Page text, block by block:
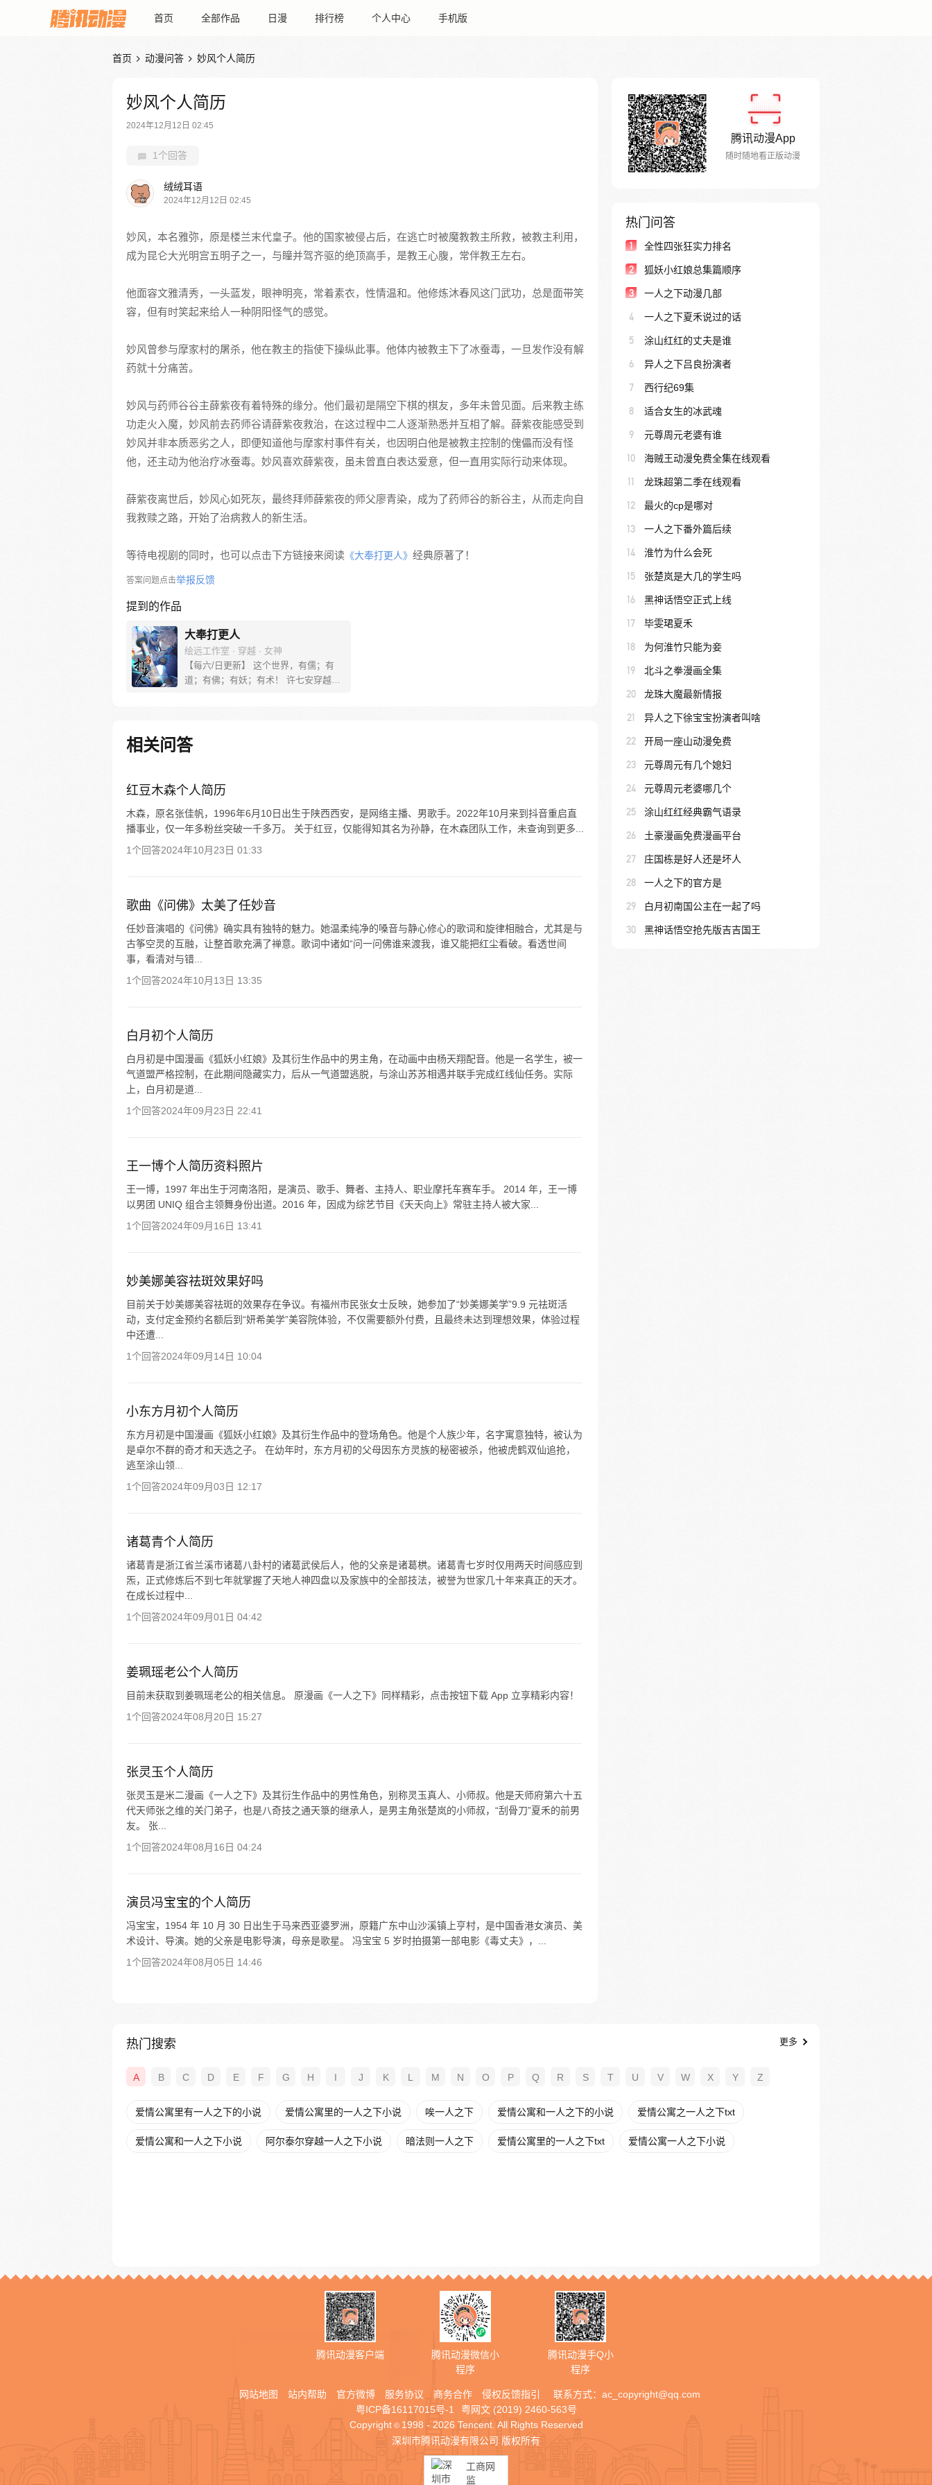
首页 全部作品 日漫 排行榜 个人中心 手机版
首页  动漫问答  妙风个人简历
妙风个人简历
2024年12月12日 02:45
1个回答
绒绒耳语
2024年12月12日 02:45
妙风，本名雅弥，原是楼兰末代皇子。他的国家被侵占后，在逃亡时被魔教教主所救，被教主利用，
成为昆仑大光明宫五明子之一，与瞳并驾齐驱的绝顶高手，是教王心腹，常伴教王左右。
他面容文雅清秀，一头蓝发，眼神明亮，常着素衣，性情温和。他修炼沐春风这门武功，总是面带笑
容，但有时笑起来给人一种阴阳怪气的感觉。
妙风曾参与摩家村的屠杀，他在教主的指使下操纵此事。他体内被教主下了冰蚕毒，一旦发作没有解
药就十分痛苦。
妙风与药师谷谷主薛紫夜有着特殊的缘分。他们最初是隔空下棋的棋友，多年未曾见面。后来教主练
功走火入魔，妙风前去药师谷请薛紫夜救治，在这过程中二人逐渐熟悉并互相了解。薛紫夜能感受到
妙风并非本质恶劣之人，即便知道他与摩家村事件有关，也因明白他是被教主控制的傀儡而没有怪
他，还主动为他治疗冰蚕毒。妙风喜欢薛紫夜，虽未曾直白表达爱意，但一直用实际行动来体现。
薛紫夜离世后，妙风心如死灰，最终拜师薛紫夜的师父廖青染，成为了药师谷的新谷主，从而走向自
我救赎之路，开始了治病救人的新生活。
等待电视剧的同时，也可以点击下方链接来阅读 《大奉打更人》 经典原著了！
答案问题点击举报反馈
提到的作品
大奉打更人
绘远工作室 · 穿越 · 女神
【每六/日更新】 这个世界，有儒；有
道；有佛；有妖；有术！ 许七安穿越醒
果…… 改编自阅文集团作者卖报小郎君
同名小说 QQ群号：799493374
相关问答
红豆木森个人简历
木森，原名张佳帆，1996年6月10日出生于陕西西安，是网络主播、男歌手。2022年10月来到抖音重启直
播事业，仅一年多粉丝突破一千多万。 关于红豆，仅能得知其名为孙静，在木森团队工作，未查询到更多...
1个回答2024年10月23日 01:33
歌曲《问佛》太美了任妙音
任妙音演唱的《问佛》确实具有独特的魅力。她温柔纯净的嗓音与静心修心的歌词和旋律相融合，尤其是与
古筝空灵的互融，让整首歌充满了禅意。歌词中诸如“问一问佛谁来渡我，谁又能把红尘看破。看透世间
事，看清对与错...
1个回答2024年10月13日 13:35
白月初个人简历
白月初是中国漫画《狐妖小红娘》及其衍生作品中的男主角，在动画中由杨天翔配音。他是一名学生，被一
气道盟严格控制，在此期间隐藏实力，后从一气道盟逃脱，与涂山苏苏相遇并联手完成红线仙任务。实际
上，白月初是道...
1个回答2024年09月23日 22:41
王一博个人简历资料照片
王一博，1997 年出生于河南洛阳，是演员、歌手、舞者、主持人、职业摩托车赛车手。 2014 年，王一博
以男团 UNIQ 组合主领舞身份出道。2016 年，因成为综艺节目《天天向上》常驻主持人被大家...
1个回答2024年09月16日 13:41
妙美娜美容祛斑效果好吗
目前关于妙美娜美容祛斑的效果存在争议。有福州市民张女士反映，她参加了“妙美娜美学”9.9 元祛斑活
动，支付定金预约名额后到“妍希美学”美容院体验，不仅需要额外付费，且最终未达到理想效果，体验过程
中还遭...
1个回答2024年09月14日 10:04
小东方月初个人简历
东方月初是中国漫画《狐妖小红娘》及其衍生作品中的登场角色。他是个人族少年，名字寓意独特，被认为
是卓尔不群的奇才和天选之子。 在幼年时，东方月初的父母因东方灵族的秘密被杀，他被虎鹤双仙追抢，
逃至涂山领...
1个回答2024年09月03日 12:17
诸葛青个人简历
诸葛青是浙江省兰溪市诸葛八卦村的诸葛武侯后人，他的父亲是诸葛栱。诸葛青七岁时仅用两天时间感应到
炁，正式修炼后不到七年就掌握了天地人神四盘以及家族中的全部技法，被誉为世家几十年来真正的天才。
在成长过程中...
1个回答2024年09月01日 04:42
姜珮瑶老公个人简历
目前未获取到姜珮瑶老公的相关信息。 原漫画《一人之下》同样精彩，点击按钮下载 App 立享精彩内容！
1个回答2024年08月20日 15:27
张灵玉个人简历
张灵玉是米二漫画《一人之下》及其衍生作品中的男性角色，别称灵玉真人、小师叔。他是天师府第六十五
代天师张之维的关门弟子，也是八奇技之通天箓的继承人，是男主角张楚岚的小师叔，“刮骨刀”夏禾的前男
友。 张...
1个回答2024年08月16日 04:24
演员冯宝宝的个人简历
冯宝宝，1954 年 10 月 30 日出生于马来西亚婆罗洲，原籍广东中山沙溪镇上亨村，是中国香港女演员、美
术设计、导演。她的父亲是电影导演，母亲是歌星。 冯宝宝 5 岁时拍摄第一部电影《毒丈夫》，...
1个回答2024年08月05日 14:46
腾讯动漫App
随时随地看正版动漫
热门问答
1 全性四张狂实力排名
2 狐妖小红娘总集篇顺序
3 一人之下动漫几部
4 一人之下夏禾说过的话
5 涂山红红的丈夫是谁
6 异人之下吕良扮演者
7 西行纪69集
8 适合女生的冰武魂
9 元尊周元老婆有谁
10 海贼王动漫免费全集在线观看
11 龙珠超第二季在线观看
12 最火的cp是哪对
13 一人之下番外篇后续
14 淮竹为什么会死
15 张楚岚是大几的学生吗
16 黑神话悟空正式上线
17 毕雯珺夏禾
18 为何淮竹只能为妾
19 北斗之拳漫画全集
20 龙珠大魔最新情报
21 异人之下徐宝宝扮演者叫啥
22 开局一座山动漫免费
23 元尊周元有几个媳妇
24 元尊周元老婆哪几个
25 涂山红红经典霸气语录
26 土豪漫画免费漫画平台
27 庄国栋是好人还是坏人
28 一人之下的官方是
29 白月初南国公主在一起了吗
30 黑神话悟空抢先版吉吉国王
热门搜索 更多
A B C D E F G H I J K L M N O P Q R S T U V W X Y Z
爱情公寓里有一人之下的小说 爱情公寓里的一人之下小说 唉一人之下 爱情公寓和一人之下的小说 爱情公寓之一人之下txt
爱情公寓和一人之下小说 阿尔泰尔穿越一人之下小说 暗法则一人之下 爱情公寓里的一人之下txt 爱情公寓一人之下小说
腾讯动漫客户端
腾讯动漫微信小
程序
腾讯动漫手Q小
程序
网站地图 站内帮助 官方微博 服务协议 商务合作 侵权反馈指引 联系方式： ac_copyright@qq.com
粤ICP备16117015号-1
粤网文 (2019) 2460-563号
Copyright © 1998 - 2026 Tencent. All Rights Reserved
深圳市腾讯动漫有限公司 版权所有
工商网
监